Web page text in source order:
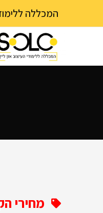
המכללה ללימודי מקצועות עיצוב גרפי
מחירי